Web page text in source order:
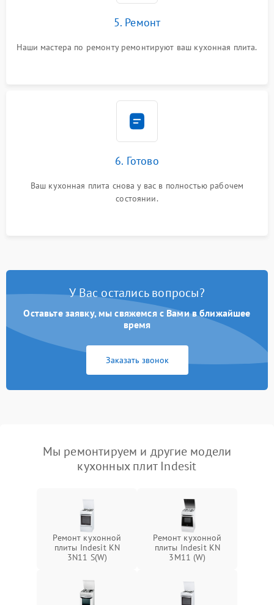
5. Ремонт
Наши мастера по ремонту ремонтируют ваш кухонная плита.
6. Готово
Ваш кухонная плита снова у вас в полностью рабочем
состоянии.
У Вас остались вопросы?
Оставьте заявку, мы свяжемся с Вами в ближайшее
время
Заказать звонок
Мы ремонтируем и другие модели
кухонных плит Indesit
Ремонт кухонной
плиты Indesit KN
3N11 S(W)
Ремонт кухонной
плиты Indesit KN
3M11 (W)